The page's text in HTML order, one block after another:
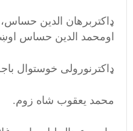
ډاکتربرهان الدین
اومحمد الدین حساس
ډاکترنورولی خوستوال
محمد یعقوب شاه زوم.